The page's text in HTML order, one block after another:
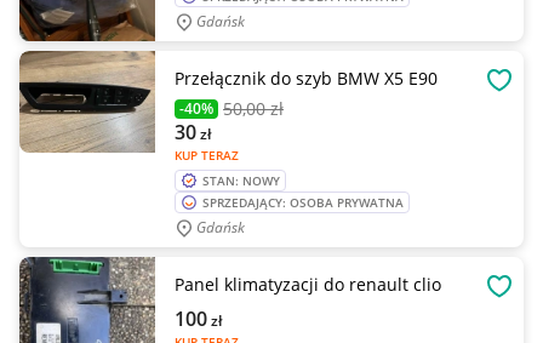
Gdańsk
Przełącznik do szyb BMW X5 E90
-40% 50,00 zł
KUP TERAZ
30zł
STAN: NOWY
SPRZEDAJĄCY: OSOBA PRYWATNA
Gdańsk
Panel klimatyzacji do renault clio
100zł